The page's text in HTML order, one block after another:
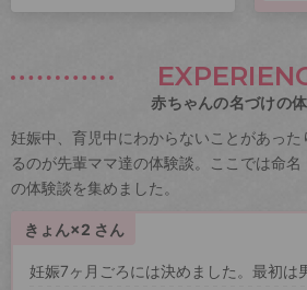
赤ちゃんの名づけの
妊娠中、育児中にわからないことがあっ
るのが先輩ママ達の体験談。ここでは命
の体験談を集めました。
きょん×2 さん
妊娠7ヶ月ごろには決めました。最初は